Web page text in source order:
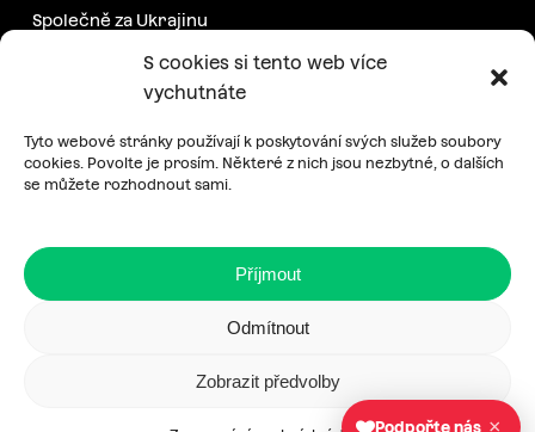
S cookies si tento web více
vychutnáte
Tyto webové stránky používají k poskytování svých služeb soubory
cookies. Povolte je prosím. Některé z nich jsou nezbytné, o dalších
se můžete rozhodnout sami.
Příjmout
Odmítnout
Zobrazit předvolby
Společně za Ukrajinu
Další projekty
Podpořte nás
Pravidelná podpora
Cookies
Podpořte nás ×